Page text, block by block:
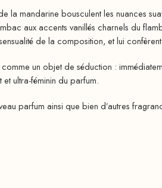
la mandarine bousculent les nuances
aux accents vanillés charnels du
de la composition, et lui
un objet de séduction :
ultra-féminin du parfum.
parfum ainsi que bien d’autres